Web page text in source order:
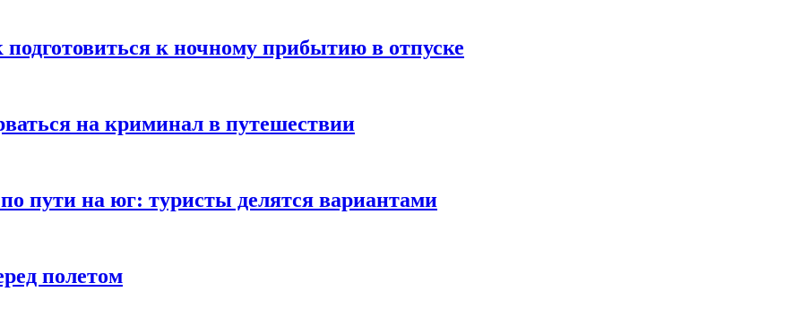
к ночному прибытию в отпуске
на криминал в путешествии
пути на юг: туристы делятся вариантами
полетом